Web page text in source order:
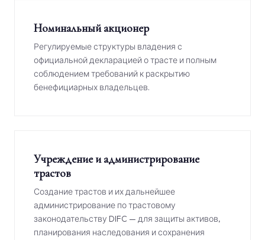
Номинальный акционер
Регулируемые структуры владения с
официальной декларацией о трасте и полным
соблюдением требований к раскрытию
бенефициарных владельцев.
Учреждение и администрирование
трастов
Создание трастов и их дальнейшее
администрирование по трастовому
законодательству DIFC — для защиты активов,
планирования наследования и сохранения